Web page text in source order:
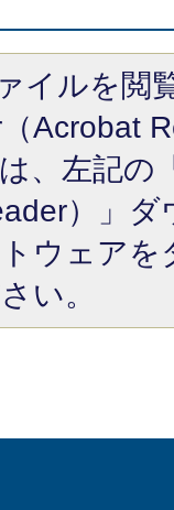
イルを閲
Acrobat
、左記の
）」
ウェア
い。